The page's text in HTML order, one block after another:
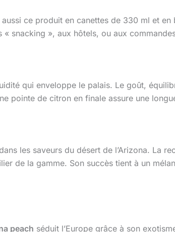
ce produit en canettes de 330 ml et
snacking », aux hôtels, ou aux
qui enveloppe le palais. Le goût,
pointe de citron en finale assure une
les saveurs du désert de l’Arizona. La
de la gamme. Son succès tient à un
peach séduit l’Europe grâce à son